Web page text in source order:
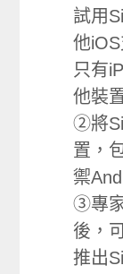
試用
他
只有
他裝
②將
置，
禦
③專
後，
推出